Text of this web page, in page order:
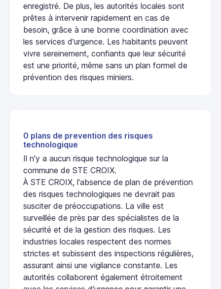
enregistré. De plus, les autorités locales sont
prêtes à intervenir rapidement en cas de
besoin, grâce à une bonne coordination avec
les services d'urgence. Les habitants peuvent
vivre sereinement, confiants que leur sécurité
est une priorité, même sans un plan formel de
prévention des risques miniers.
0 plans de prevention des risques
technologique
Il n'y a aucun risque technologique sur la
commune de STE CROIX.
À STE CROIX, l'absence de plan de prévention
des risques technologiques ne devrait pas
susciter de préoccupations. La ville est
surveillée de près par des spécialistes de la
sécurité et de la gestion des risques. Les
industries locales respectent des normes
strictes et subissent des inspections régulières,
assurant ainsi une vigilance constante. Les
autorités collaborent également étroitement